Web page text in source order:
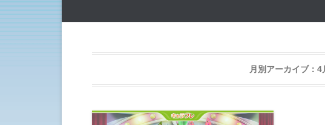
月別アーカイブ： 4